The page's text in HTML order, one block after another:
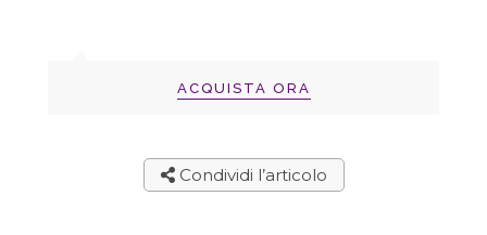
ACQUISTA ORA
Condividi l’articolo